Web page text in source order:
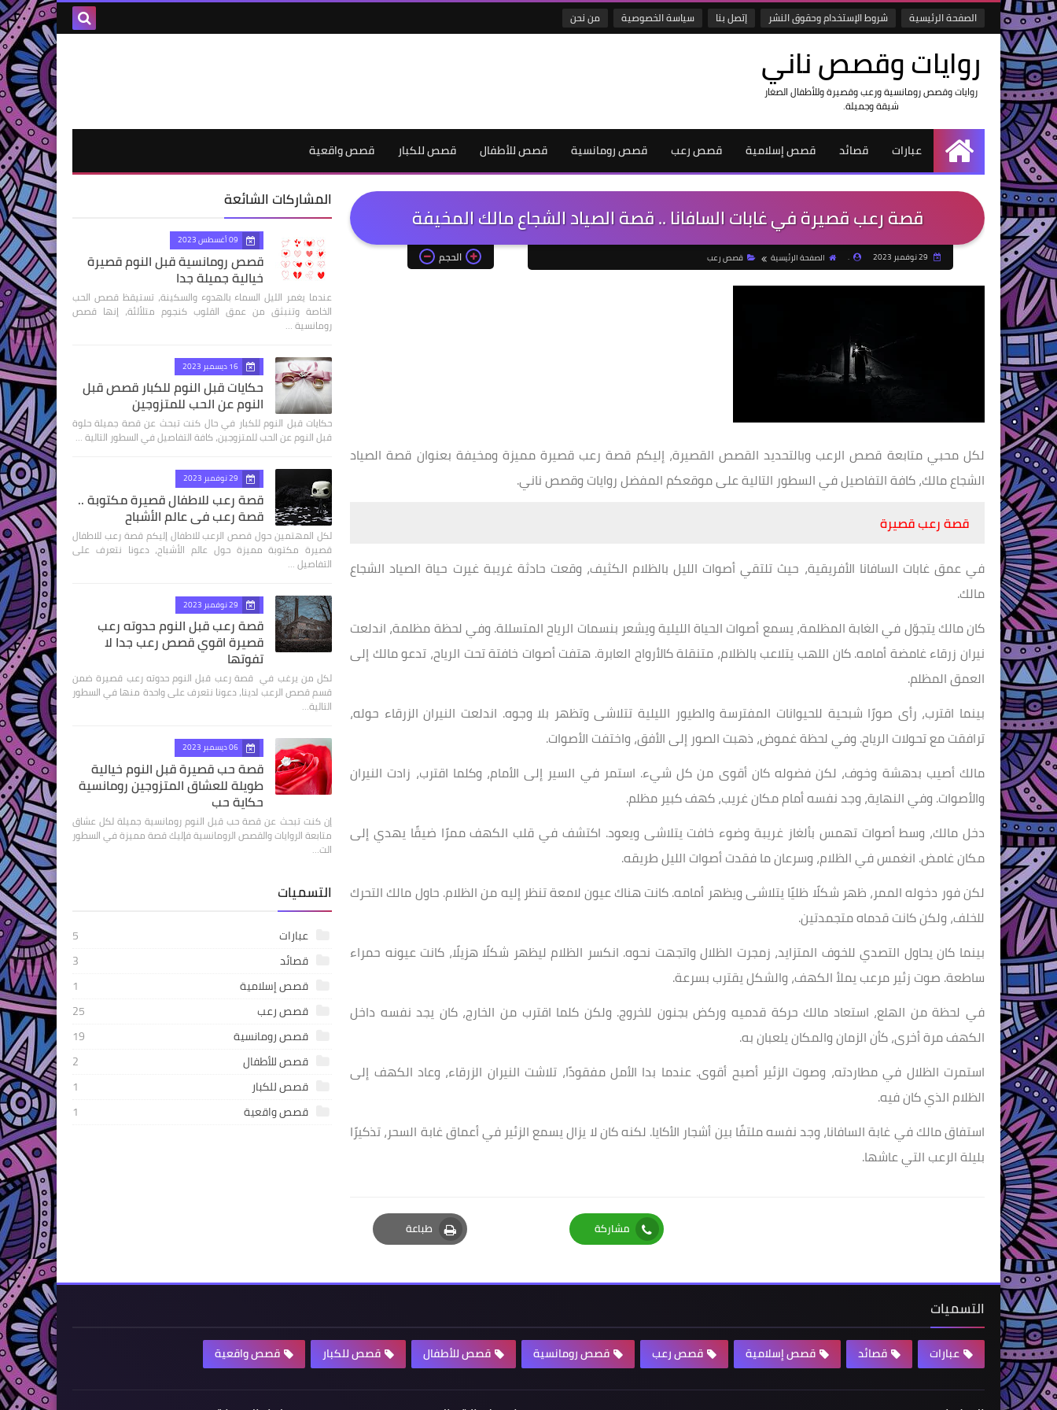
الصفحة الرئيسية شروط الإستخدام وحقوق النشر إتصل بنا سياسة الخصوصية من نحن
روايات وقصص ناني
روايات وقصص رومانسية ورعب وقصيرة وللأطفال الصغار
شيقة وجميلة.
الرئيسية
عبارات قصائد قصص إسلامية قصص رعب قصص رومانسية قصص للأطفال قصص للكبار قصص واقعية
قصة رعب قصيرة في غابات السافانا .. قصة الصياد الشجاع مالك المخيفة
. الصفحة الرئيسية قصص رعب الحجم
لكل محبي متابعة قصص الرعب وبالتحديد القصص القصيرة، إليكم قصة رعب قصيرة مميزة ومخيفة بعنوان قصة الصياد
الشجاع مالك، كافة التفاصيل في السطور التالية على موقعكم المفضل روايات وقصص ناني.
قصة رعب قصيرة
في عمق غابات السافانا الأفريقية، حيث تلتقي أصوات الليل بالظلام الكثيف، وقعت حادثة غريبة غيرت حياة الصياد الشجاع
مالك.
كان مالك يتجوّل في الغابة المظلمة، يسمع أصوات الحياة الليلية ويشعر بنسمات الرياح المتسللة. وفي لحظة مظلمة، اندلعت
نيران زرقاء غامضة أمامه. كان اللهب يتلاعب بالظلام، متنقلة كالأرواح العابرة. هتفت أصوات خافتة تحت الرياح، تدعو مالك إلى
العمق المظلم.
بينما اقترب، رأى صورًا شبحية للحيوانات المفترسة والطيور الليلية تتلاشى وتظهر بلا وجوه. اندلعت النيران الزرقاء حوله،
ترافقت مع تحولات الرياح. وفي لحظة غموض، ذهبت الصور إلى الأفق، واختفت الأصوات.
مالك أصيب بدهشة وخوف، لكن فضوله كان أقوى من كل شيء. استمر في السير إلى الأمام، وكلما اقترب، زادت النيران
والأصوات. وفي النهاية، وجد نفسه أمام مكان غريب، كهف كبير مظلم.
دخل مالك، وسط أصوات تهمس بألغاز غريبة وضوء خافت يتلاشى ويعود. اكتشف في قلب الكهف ممرًا ضيقًا يهدي إلى
مكان غامض. انغمس في الظلام، وسرعان ما فقدت أصوات الليل طريقه.
لكن فور دخوله الممر، ظهر شكلًا ظليًا يتلاشى ويظهر أمامه. كانت هناك عيون لامعة تنظر إليه من الظلام. حاول مالك التحرك
للخلف، ولكن كانت قدماه متجمدتين.
بينما كان يحاول التصدي للخوف المتزايد، زمجرت الظلال واتجهت نحوه. انكسر الظلام ليظهر شكلًا هزيلًا، كانت عيونه حمراء
ساطعة. صوت زئير مرعب يملأ الكهف، والشكل يقترب بسرعة.
في لحظة من الهلع، استعاد مالك حركة قدميه وركض بجنون للخروج. ولكن كلما اقترب من الخارج، كان يجد نفسه داخل
الكهف مرة أخرى، كأن الزمان والمكان يلعبان به.
استمرت الظلال في مطاردته، وصوت الزئير أصبح أقوى. عندما بدا الأمل مفقودًا، تلاشت النيران الزرقاء، وعاد الكهف إلى
الظلام الذي كان فيه.
استفاق مالك في غابة السافانا، وجد نفسه ملتفًا بين أشجار الأكايا. لكنه كان لا يزال يسمع الزئير في أعماق غابة السحر، تذكيرًا
بليلة الرعب التي عاشها.
مشاركة
Whatsapp
طباعة
Print
المشاركات الشائعة
09 أغسطس 2023
قصص رومانسية قبل النوم قصيرة
خيالية جميلة جدا
عندما يغمر الليل السماء بالهدوء والسكينة، تستيقظ قصص الحب
الخاصة وتنبثق من عمق القلوب كنجوم متلألئة، إنها قصص
رومانسية …
16 ديسمبر 2023
حكايات قبل النوم للكبار قصص قبل
النوم عن الحب للمتزوجين
حكايات قبل النوم للكبار في حال كنت تبحث عن قصة جميلة حلوة
قبل النوم عن الحب للمتزوجين، كافة التفاصيل في السطور التالية …
29 نوفمبر 2023
قصة رعب للاطفال قصيرة مكتوبة ..
قصة رعب في عالم الأشباح
لكل المهتمين حول قصص الرعب للاطفال إليكم قصة رعب للاطفال
قصيرة مكتوبة مميزة حول عالم الأشباح، دعونا نتعرف على
التفاصيل …
29 نوفمبر 2023
قصة رعب قبل النوم حدوته رعب
قصيرة اقوي قصص رعب جدا لا
تفوتها
لكل من يرغب في قصة رعب قبل النوم حدوته رعب قصيرة ضمن
قسم قصص الرعب لدينا، دعونا نتعرف على واحدة منها في السطور
التالية…
06 ديسمبر 2023
قصة حب قصيرة قبل النوم خيالية
طويلة للعشاق المتزوجين رومانسية
حكاية حب
إن كنت تبحث عن قصة حب قبل النوم رومانسية جميلة لكل عشاق
متابعة الروايات والقصص الرومانسية فإليك قصة مميزة في السطور
الت…
التسميات
عبارات
5
قصائد
3
قصص إسلامية
1
قصص رعب
25
قصص رومانسية
19
قصص للأطفال
2
قصص للكبار
1
قصص واقعية
1
التسميات
عبارات قصائد قصص إسلامية قصص رعب قصص رومانسية قصص للأطفال قصص للكبار قصص واقعية